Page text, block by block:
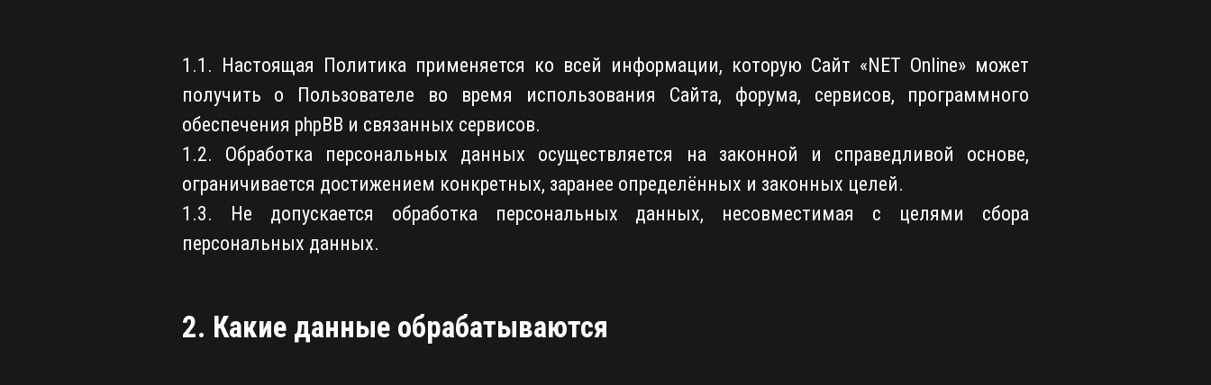
1.1. Настоящая Политика применяется ко всей информации, которую Сайт «NET Online» может
получить о Пользователе во время использования Сайта, форума, сервисов, программного
обеспечения phpBB и связанных сервисов.
1.2. Обработка персональных данных осуществляется на законной и справедливой основе,
ограничивается достижением конкретных, заранее определённых и законных целей.
1.3. Не допускается обработка персональных данных, несовместимая с целями сбора
персональных данных.
2. Какие данные обрабатываются